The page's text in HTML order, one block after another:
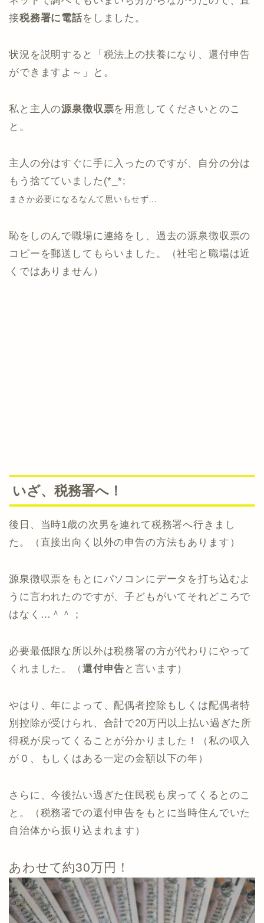
接税務署に電話をしました。
状況を説明すると「税法上の扶養になり、還付申告
ができますよ～」と。
私と主人の源泉徴収票を用意してくださいとのこ
と。
主人の分はすぐに手に入ったのですが、自分の分は
もう捨てていました(*_*;
まさか必要になるなんて思いもせず…
恥をしのんで職場に連絡をし、過去の源泉徴収票の
コピーを郵送してもらいました。（社宅と職場は近
くではありません）
いざ、税務署へ！
後日、当時1歳の次男を連れて税務署へ行きまし
た。（直接出向く以外の申告の方法もあります）
源泉徴収票をもとにパソコンにデータを打ち込むよ
うに言われたのですが、子どもがいてそれどころで
はなく…＾＾；
必要最低限な所以外は税務署の方が代わりにやって
くれました。（還付申告 と言います）
やはり、年によって、配偶者控除もしくは配偶者特
別控除が受けられ、合計で20万円以上払い過ぎた所
得税が戻ってくることが分かりました！（私の収入
が０、もしくはある一定の金額以下の年）
さらに、今後払い過ぎた住民税も戻ってくるとのこ
と。（税務署での還付申告をもとに当時住んでいた
自治体から振り込まれます）
あわせて約30万円！